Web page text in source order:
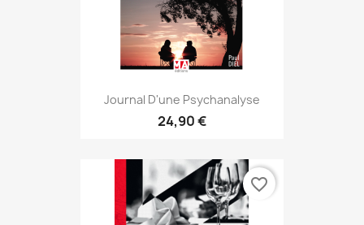
Journal D'une Psychanalyse
24,90 €
favorite_border